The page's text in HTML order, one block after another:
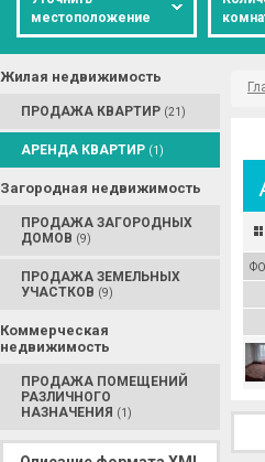
местоположение
Жилая недвижимость
ПРОДАЖА КВАРТИР (21)
АРЕНДА КВАРТИР (1)
Загородная недвижимость
ПРОДАЖА ЗАГОРОДНЫХ
ДОМОВ (9)
ПРОДАЖА ЗЕМЕЛЬНЫХ
УЧАСТКОВ (9)
Коммерческая
недвижимость
ПРОДАЖА ПОМЕЩЕНИЙ
РАЗЛИЧНОГО
НАЗНАЧЕНИЯ (1)